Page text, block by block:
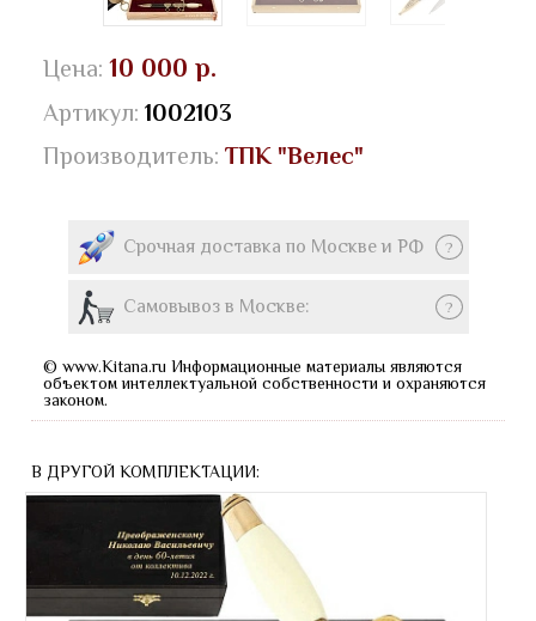
Цена: 10 000 р.
Артикул: 1002103
Производитель: ТПК "Велес"
Срочная доставка по Москве и РФ ?
Самовывоз в Москве: ?
© www.Kitana.ru Информационные материалы являются
объектом интеллектуальной собственности и охраняются
законом.
В ДРУГОЙ КОМПЛЕКТАЦИИ: